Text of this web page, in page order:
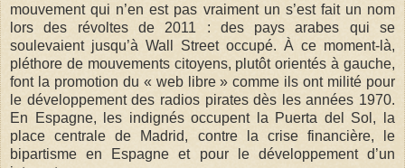
mouvement qui n’en est pas vraiment un s’est fait un nom
lors des révoltes de 2011 : des pays arabes qui se
soulevaient jusqu’à Wall Street occupé. À ce moment-là,
pléthore de mouvements citoyens, plutôt orientés à gauche,
font la promotion du « web libre » comme ils ont milité pour
le développement des radios pirates dès les années 1970.
En Espagne, les indignés occupent la Puerta del Sol, la
place centrale de Madrid, contre la crise financière, le
bipartisme en Espagne et pour le développement d’un